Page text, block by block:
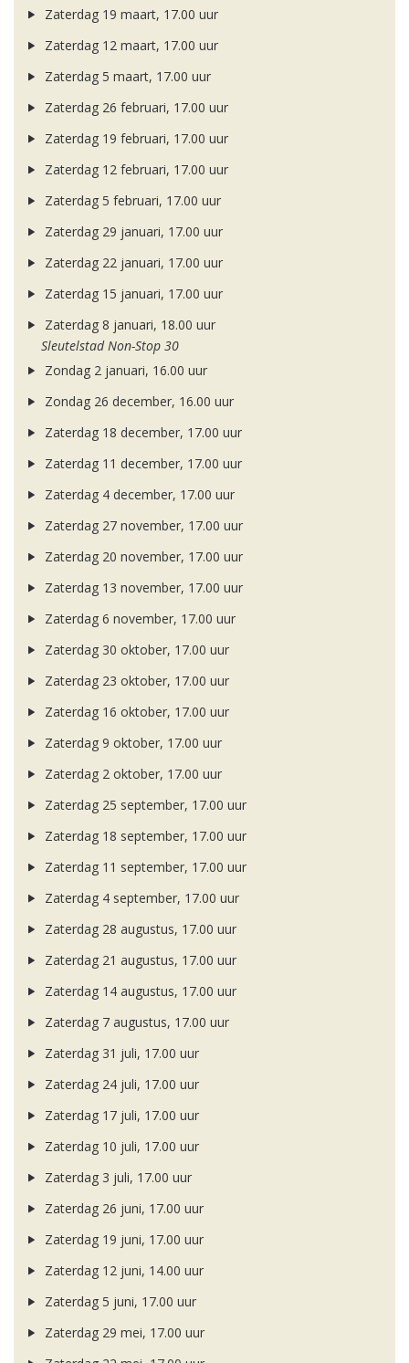
Zaterdag 19 maart, 17.00 uur
Zaterdag 12 maart, 17.00 uur
Zaterdag 5 maart, 17.00 uur
Zaterdag 26 februari, 17.00 uur
Zaterdag 19 februari, 17.00 uur
Zaterdag 12 februari, 17.00 uur
Zaterdag 5 februari, 17.00 uur
Zaterdag 29 januari, 17.00 uur
Zaterdag 22 januari, 17.00 uur
Zaterdag 15 januari, 17.00 uur
Zaterdag 8 januari, 18.00 uur
Sleutelstad Non-Stop 30
Zondag 2 januari, 16.00 uur
Zondag 26 december, 16.00 uur
Zaterdag 18 december, 17.00 uur
Zaterdag 11 december, 17.00 uur
Zaterdag 4 december, 17.00 uur
Zaterdag 27 november, 17.00 uur
Zaterdag 20 november, 17.00 uur
Zaterdag 13 november, 17.00 uur
Zaterdag 6 november, 17.00 uur
Zaterdag 30 oktober, 17.00 uur
Zaterdag 23 oktober, 17.00 uur
Zaterdag 16 oktober, 17.00 uur
Zaterdag 9 oktober, 17.00 uur
Zaterdag 2 oktober, 17.00 uur
Zaterdag 25 september, 17.00 uur
Zaterdag 18 september, 17.00 uur
Zaterdag 11 september, 17.00 uur
Zaterdag 4 september, 17.00 uur
Zaterdag 28 augustus, 17.00 uur
Zaterdag 21 augustus, 17.00 uur
Zaterdag 14 augustus, 17.00 uur
Zaterdag 7 augustus, 17.00 uur
Zaterdag 31 juli, 17.00 uur
Zaterdag 24 juli, 17.00 uur
Zaterdag 17 juli, 17.00 uur
Zaterdag 10 juli, 17.00 uur
Zaterdag 3 juli, 17.00 uur
Zaterdag 26 juni, 17.00 uur
Zaterdag 19 juni, 17.00 uur
Zaterdag 12 juni, 14.00 uur
Zaterdag 5 juni, 17.00 uur
Zaterdag 29 mei, 17.00 uur